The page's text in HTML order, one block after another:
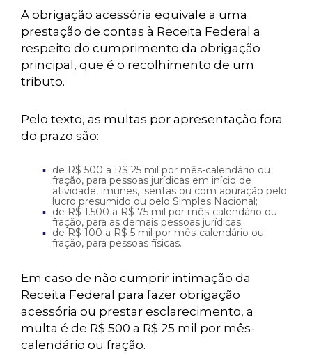
A obrigação acessória equivale a uma
prestação de contas à Receita Federal a
respeito do cumprimento da obrigação
principal, que é o recolhimento de um
tributo.
Pelo texto, as multas por apresentação fora
do prazo são:
de R$ 500 a R$ 25 mil por mês-calendário ou
fração, para pessoas jurídicas em início de
atividade, imunes, isentas ou com apuração pelo
lucro presumido ou pelo Simples Nacional;
de R$ 1.500 a R$ 75 mil por mês-calendário ou
fração, para as demais pessoas jurídicas;
de R$ 100 a R$ 5 mil por mês-calendário ou
fração, para pessoas físicas.
Em caso de não cumprir intimação da
Receita Federal para fazer obrigação
acessória ou prestar esclarecimento, a
multa é de R$ 500 a R$ 25 mil por mês-
calendário ou fração.